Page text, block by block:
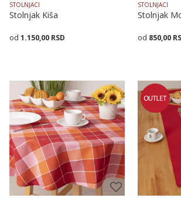
STOLNJACI
Stolnjak Kiša
1.150,00 RSD
Dodaj u korpu
STOLNJACI
Stolnjak
850,00
Veličina
140X140